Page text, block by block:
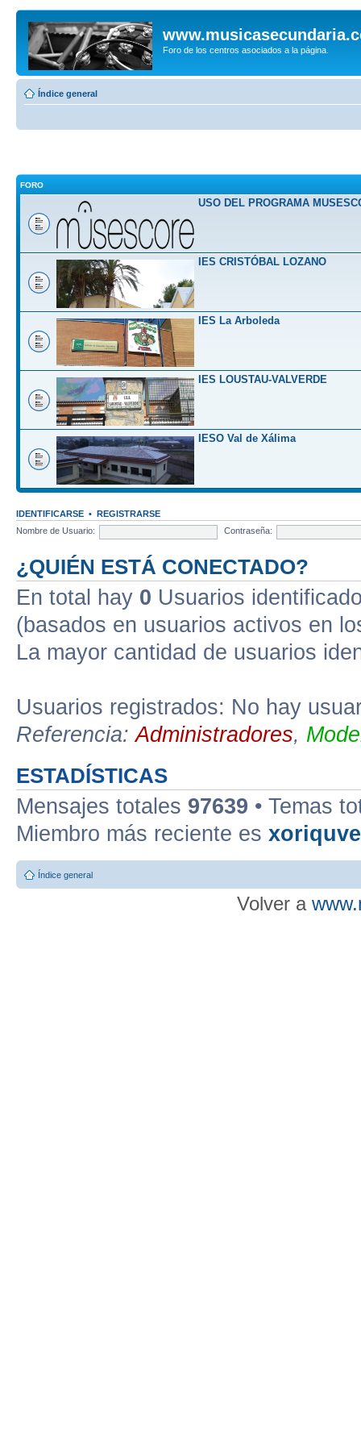
Foro de los centros asociados a la página.
Índice general
FORO
USO DEL PROGRAMA
IES CRISTÓBAL LOZANO
IES La Arboleda
IES LOUSTAU-VALVERDE
IESO Val de Xálima
IDENTIFICARSE • REGISTRARSE
Nombre de Usuario:
Contraseña:
¿QUIÉN ESTÁ CONECTADO?
En total hay 0 Usuarios
(basados en usuarios activos en
La mayor cantidad de usuarios
Usuarios registrados: No hay
Referencia:Administradores,
ESTADÍSTICAS
Mensajes totales 97639 • Temas
Miembro más reciente es
Índice general
Volver a